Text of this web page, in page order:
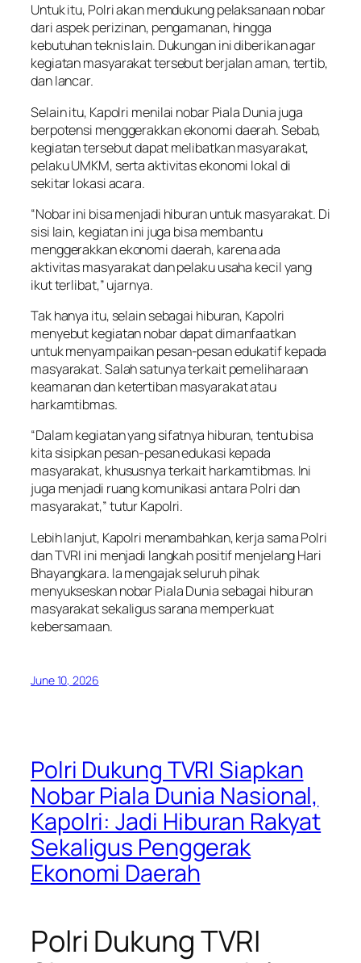
Untuk itu, Polri akan mendukung pelaksanaan nobar
dari aspek perizinan, pengamanan, hingga
kebutuhan teknis lain. Dukungan ini diberikan agar
kegiatan masyarakat tersebut berjalan aman, tertib,
dan lancar.
Selain itu, Kapolri menilai nobar Piala Dunia juga
berpotensi menggerakkan ekonomi daerah. Sebab,
kegiatan tersebut dapat melibatkan masyarakat,
pelaku UMKM, serta aktivitas ekonomi lokal di
sekitar lokasi acara.
“Nobar ini bisa menjadi hiburan untuk masyarakat. Di
sisi lain, kegiatan ini juga bisa membantu
menggerakkan ekonomi daerah, karena ada
aktivitas masyarakat dan pelaku usaha kecil yang
ikut terlibat,” ujarnya.
Tak hanya itu, selain sebagai hiburan, Kapolri
menyebut kegiatan nobar dapat dimanfaatkan
untuk menyampaikan pesan-pesan edukatif kepada
masyarakat. Salah satunya terkait pemeliharaan
keamanan dan ketertiban masyarakat atau
harkamtibmas.
“Dalam kegiatan yang sifatnya hiburan, tentu bisa
kita sisipkan pesan-pesan edukasi kepada
masyarakat, khususnya terkait harkamtibmas. Ini
juga menjadi ruang komunikasi antara Polri dan
masyarakat,” tutur Kapolri.
Lebih lanjut, Kapolri menambahkan, kerja sama Polri
dan TVRI ini menjadi langkah positif menjelang Hari
Bhayangkara. Ia mengajak seluruh pihak
menyukseskan nobar Piala Dunia sebagai hiburan
masyarakat sekaligus sarana memperkuat
kebersamaan.
June 10, 2026
Polri Dukung TVRI Siapkan
Nobar Piala Dunia Nasional,
Kapolri: Jadi Hiburan Rakyat
Sekaligus Penggerak
Ekonomi Daerah
Polri Dukung TVRI